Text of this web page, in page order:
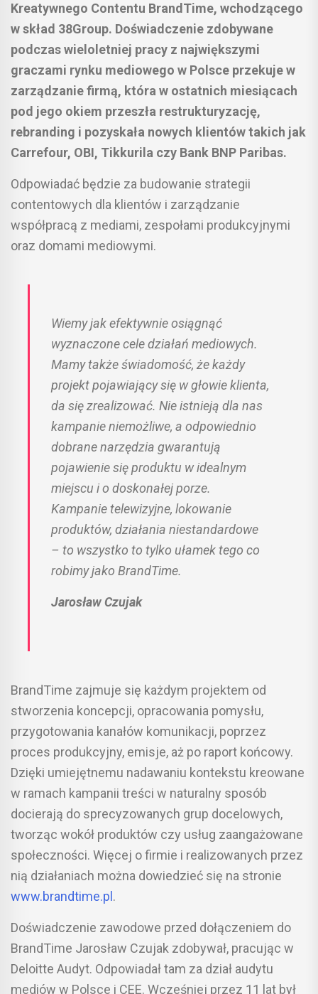
Kreatywnego Contentu BrandTime, wchodzącego
w skład 38Group. Doświadczenie zdobywane
podczas wieloletniej pracy z największymi
graczami rynku mediowego w Polsce przekuje w
zarządzanie firmą, która w ostatnich miesiącach
pod jego okiem przeszła restrukturyzację,
rebranding i pozyskała nowych klientów takich jak
Carrefour, OBI, Tikkurila czy Bank BNP Paribas.
Odpowiadać będzie za budowanie strategii
contentowych dla klientów i zarządzanie
współpracą z mediami, zespołami produkcyjnymi
oraz domami mediowymi.
Wiemy jak efektywnie osiągnąć
wyznaczone cele działań mediowych.
Mamy także świadomość, że każdy
projekt pojawiający się w głowie klienta,
da się zrealizować. Nie istnieją dla nas
kampanie niemożliwe, a odpowiednio
dobrane narzędzia gwarantują
pojawienie się produktu w idealnym
miejscu i o doskonałej porze.
Kampanie telewizyjne, lokowanie
produktów, działania niestandardowe
– to wszystko to tylko ułamek tego co
robimy jako BrandTime.
Jarosław Czujak
BrandTime zajmuje się każdym projektem od
stworzenia koncepcji, opracowania pomysłu,
przygotowania kanałów komunikacji, poprzez
proces produkcyjny, emisje, aż po raport końcowy.
Dzięki umiejętnemu nadawaniu kontekstu kreowane
w ramach kampanii treści w naturalny sposób
docierają do sprecyzowanych grup docelowych,
tworząc wokół produktów czy usług zaangażowane
społeczności. Więcej o firmie i realizowanych przez
nią działaniach można dowiedzieć się na stronie
www.brandtime.pl .
Doświadczenie zawodowe przed dołączeniem do
BrandTime Jarosław Czujak zdobywał, pracując w
Deloitte Audyt. Odpowiadał tam za dział audytu
mediów w Polsce i CEE. Wcześniej przez 11 lat był